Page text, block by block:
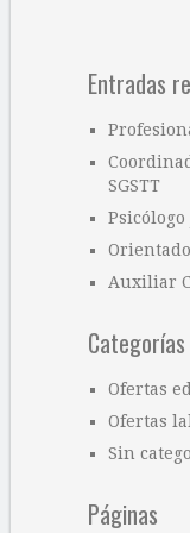
Entradas
SGSTT
Auxiliar
Categorías
Ofertas
Ofertas
Sin
Páginas